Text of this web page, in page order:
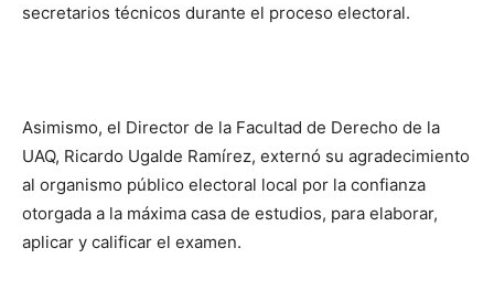
secretarios técnicos durante el proceso electoral.
Asimismo, el Director de la Facultad de Derecho de la
UAQ, Ricardo Ugalde Ramírez, externó su agradecimiento
al organismo público electoral local por la confianza
otorgada a la máxima casa de estudios, para elaborar,
aplicar y calificar el examen.